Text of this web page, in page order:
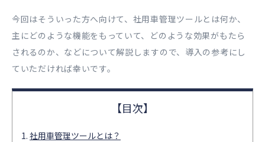
今回はそういった方へ向けて、社用車管理ツールとは何か、
主にどのような機能をもっていて、どのような効果がもたら
されるのか、などについて解説しますので、導入の参考にし
ていただければ幸いです。
社用車管理ツールとは？